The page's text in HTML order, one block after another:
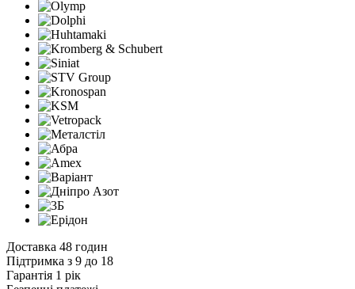
Доставка 48 годин
Підтримка з 9 до 18
Гарантія 1 рік